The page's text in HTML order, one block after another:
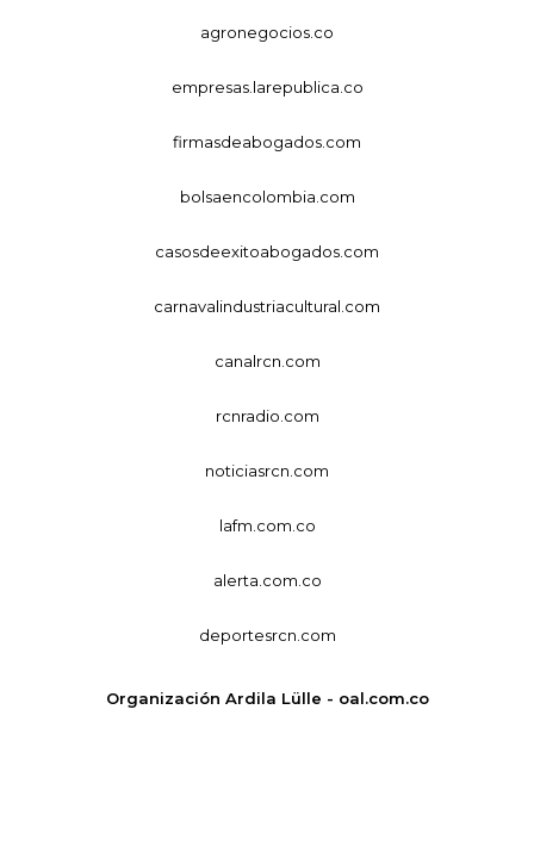
agronegocios.co
empresas.larepublica.co
firmasdeabogados.com
bolsaencolombia.com
casosdeexitoabogados.com
carnavalindustriacultural.com
canalrcn.com
rcnradio.com
noticiasrcn.com
lafm.com.co
alerta.com.co
deportesrcn.com
Organización Ardila Lülle - oal.com.co